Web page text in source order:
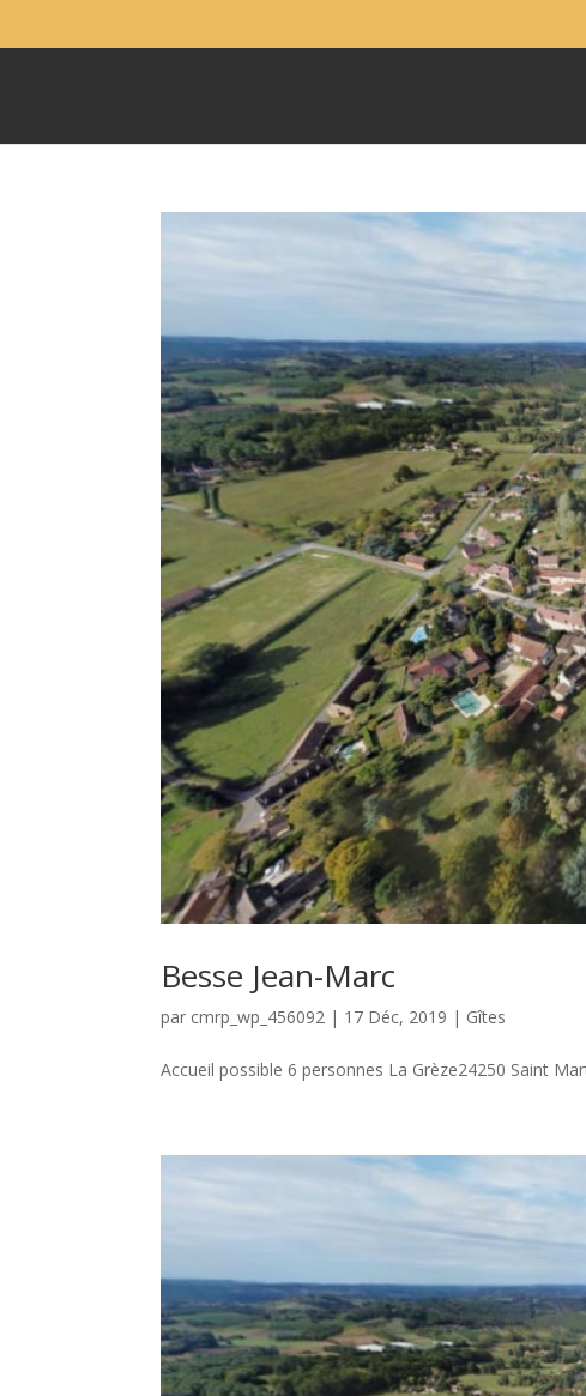
Besse Jean-Marc
par cmrp_wp_456092 | 17 Déc, 2019 | Gîtes
Accueil possible 6 personnes La Grèze24250 Saint